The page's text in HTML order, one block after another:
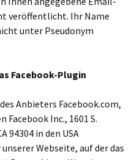
veröffentlicht. Ihr Name
unter Pseudonym
Facebook-Plugin
Anbieters Facebook.com,
Facebook Inc., 1601 S.
94304 in den USA
Webseite, auf der das